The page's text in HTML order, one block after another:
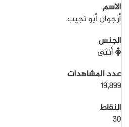
الاسم
أرجوان أبو نجيب
الجنس
أنثى
عدد المشاهدات
19,899
النقاط
30